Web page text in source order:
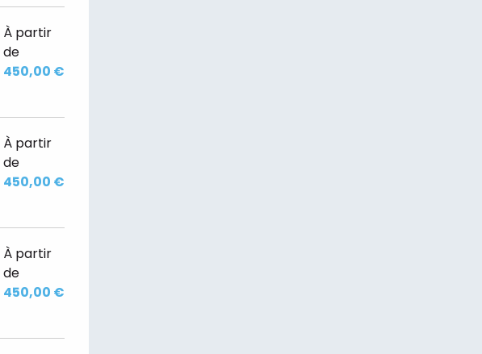
À partir
de
450,00 €
À partir
de
450,00 €
À partir
de
450,00 €